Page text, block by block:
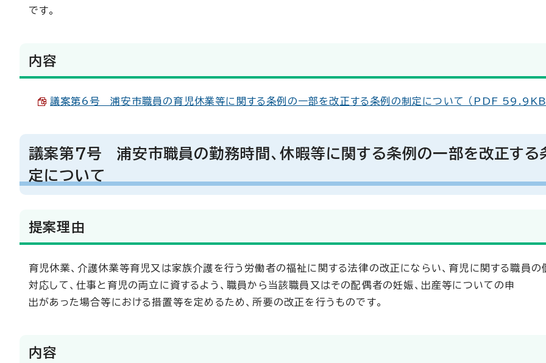
です。
内容
議案第6号 浦安市職員の育児休業等に関する条例の一部を改正する条例の制定について （PDF 59.9KB
議案第7号 浦安市職員の勤務時間、休暇等に関する条例の一部を改正する
定について
提案理由
育児休業、介護休業等育児又は家族介護を行う労働者の福祉に関する法律の改正にならい、育児に関する職員の
対応して、仕事と育児の両立に資するよう、職員から当該職員又はその配偶者の妊娠、出産等についての申
出があった場合等における措置等を定めるため、所要の改正を行うものです。
内容